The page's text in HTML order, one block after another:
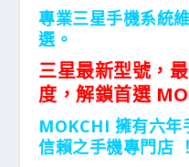
專業三星手機系統
選。
三星最新型號，
度，解鎖首選
MOKCHI 擁有六年
信賴之手機專門店